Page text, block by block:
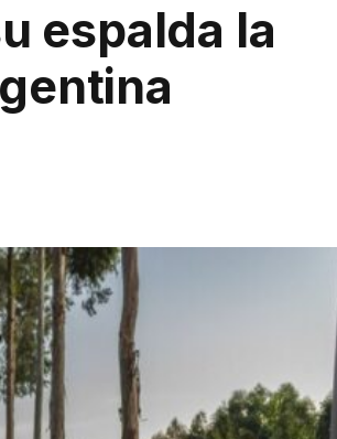
espalda la